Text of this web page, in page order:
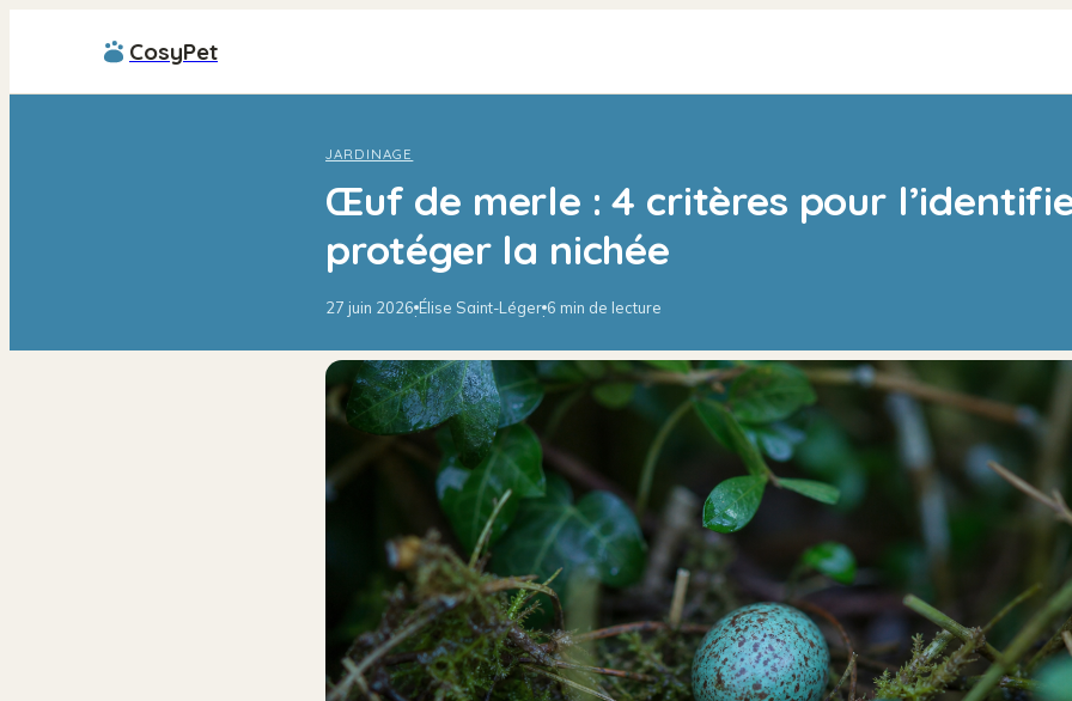
CosyPet
JARDINAGE
Œuf de merle : 4 critères pour
protéger la nichée
27 juin 2026·Élise Saint-Léger·6 min de lecture